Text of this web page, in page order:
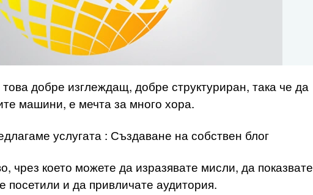
добре изглеждащ, добре структуриран, така че да
машини, е мечта за много хора.
услугата : Създаване на собствен блог
чрез което можете да изразявате мисли, да показвате
посетили и да привличате аудитория.